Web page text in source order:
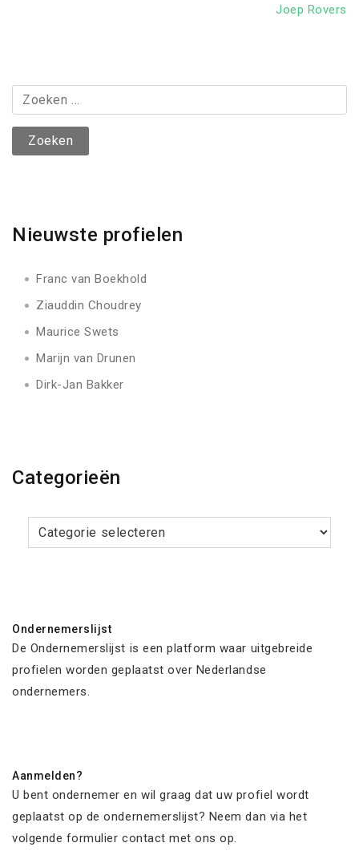
Next
Joep Rovers
Zoeken
naar:
Nieuwste profielen
Franc van Boekhold
Ziauddin Choudrey
Maurice Swets
Marijn van Drunen
Dirk-Jan Bakker
Categorieën
Categorieën
Ondernemerslijst
De Ondernemerslijst is een platform waar uitgebreide
profielen worden geplaatst over Nederlandse
ondernemers.
Aanmelden?
U bent ondernemer en wil graag dat uw profiel wordt
geplaatst op de ondernemerslijst? Neem dan via het
volgende formulier contact met ons op.